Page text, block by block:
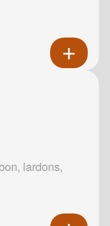
lardons,